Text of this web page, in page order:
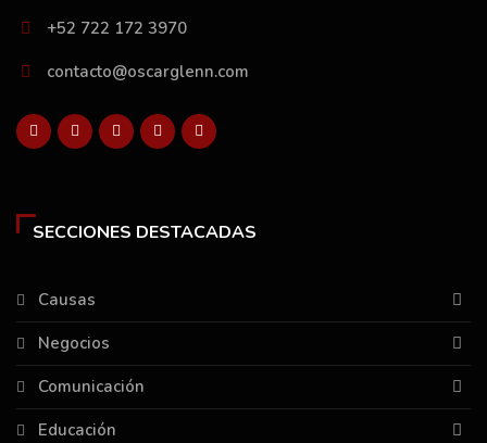
+52 722 172 3970
contacto@oscarglenn.com
SECCIONES DESTACADAS
Causas
Negocios
Comunicación
Educación